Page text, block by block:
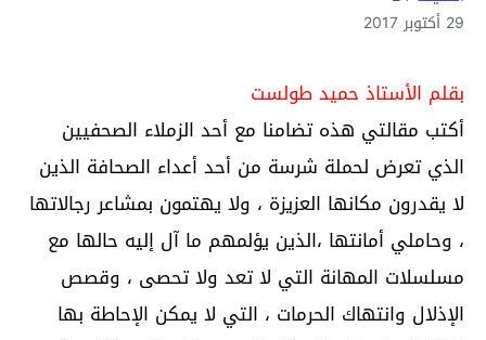
29 أكتوبر 2017
بقلم الأستاذ حميد طولست
أكتب مقالتي هذه تضامنا مع أحد الزملاء الصحفيين
الذي تعرض لحملة شرسة من أحد أعداء الصحافة الذين
لا يقدرون مكانها العزيزة ، ولا يهتمون بمشاعر رجالاتها
، وحاملي أمانتها ،الذين يؤلمهم ما آل إليه حالها مع
مسلسلات المهانة التي لا تعد ولا تحصى ، وقصص
الإذلال وانتهاك الحرمات ، التي لا يمكن الإحاطة بها